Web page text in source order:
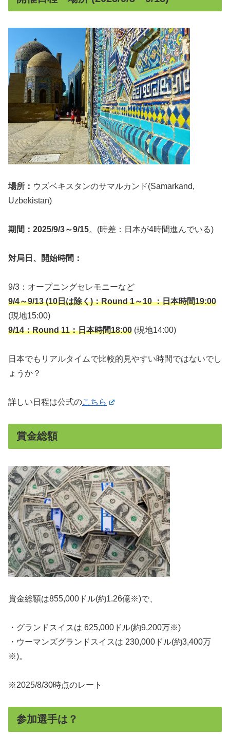
場所： ウズベキスタンのサマルカンド(Samarkand,
Uzbekistan)
期間：2025/9/3～9/15。(時差：日本が4時間進んでいる)
対局日、開始時間：
9/3：オープニングセレモニーなど
9/4～9/13 (10日は除く)：Round 1～10 ：日本時間19:00
(現地15:00)
9/14：Round 11：日本時間18:00 (現地14:00)
日本でもリアルタイムで比較的見やすい時間ではないでし
ょうか？
詳しい日程は公式のこちら
賞金総額
賞金総額は855,000ドル(約1.26億※)で、
・グランドスイスは 625,000ドル(約9,200万※)
・ウーマンズグランドスイスは 230,000ドル(約3,400万
※)。
※2025/8/30時点のレート
参加選手は？